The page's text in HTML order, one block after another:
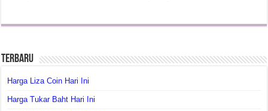
Terbaru
Harga Liza Coin Hari Ini
Harga Tukar Baht Hari Ini